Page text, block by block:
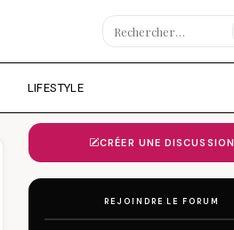
LIFESTYLE
CRÉER UNE DISCUSSION
REJOINDRE LE FORUM